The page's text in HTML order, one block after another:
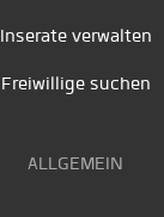
Inserate verwalten
Freiwillige suchen
ALLGEMEIN